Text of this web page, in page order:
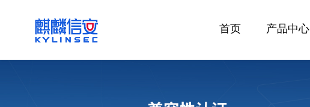
首页 产品中心